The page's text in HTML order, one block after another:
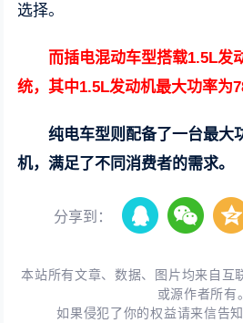
选择。
而插电混动车型搭载1.5L发
统，其中1.5L发动机最大功率为
纯电车型则配备了一台最大
机，满足了不同消费者的需求。
分享到：
本站所有文章、数据、图片均来自互
或源作者所有。
如果侵犯了你的权益请来信告